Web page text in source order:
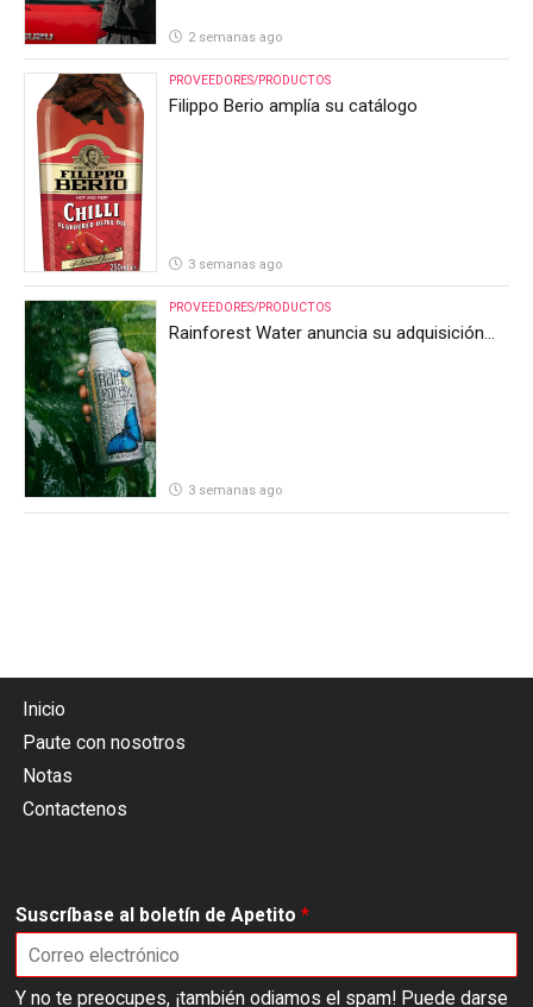
2 semanas ago
PROVEEDORES/PRODUCTOS
Filippo Berio amplía su catálogo
3 semanas ago
PROVEEDORES/PRODUCTOS
Rainforest Water anuncia su adquisición
3 semanas ago
Inicio
Paute con nosotros
Notas
Contactenos
Suscríbase al boletín de Apetito *
Y no te preocupes, ¡también odiamos el spam! Puede darse